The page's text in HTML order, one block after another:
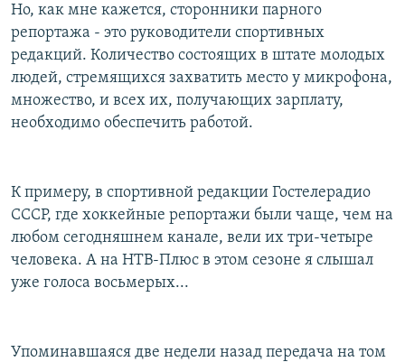
Но, как мне кажется, сторонники парного
репортажа - это руководители спортивных
редакций. Количество состоящих в штате молодых
людей, стремящихся захватить место у микрофона,
множество, и всех их, получающих зарплату,
необходимо обеспечить работой.
К примеру, в спортивной редакции Гостелерадио
СССР, где хоккейные репортажи были чаще, чем на
любом сегодняшнем канале, вели их три-четыре
человека. А на НТВ-Плюс в этом сезоне я слышал
уже голоса восьмерых...
Упоминавшаяся две недели назад передача на том